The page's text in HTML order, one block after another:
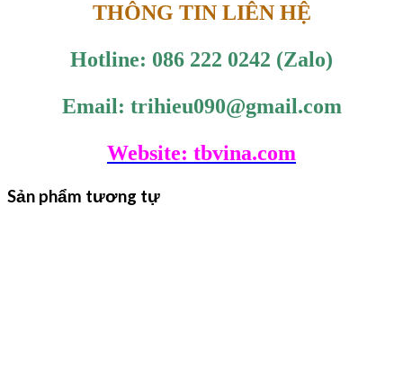
THÔNG TIN LIÊN HỆ
Hotline: 086 222 0242 (Zalo)
Email: trihieu090@gmail.com
Website: tbvina.com
Sản phẩm tương tự